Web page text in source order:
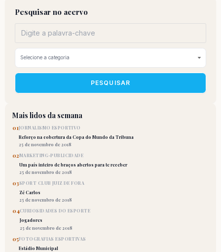
Pesquisar no acervo
PESQUISAR
Mais lidos da semana
01JORNALISMO ESPORTIVO
Reforço na cobertura da Copa do Mundo da Tribuna
25 de novembro de 2018
02MARKETING-PUBLICIDADE
Um país inteiro de braços abertos para te receber
25 de novembro de 2018
03SPORT CLUB JUIZ DE FORA
Zé Carlos
25 de novembro de 2018
04CURIOSIDADES DO ESPORTE
Jogadores
25 de novembro de 2018
05FOTOGRAFIAS ESPORTIVAS
Estádio Municipal